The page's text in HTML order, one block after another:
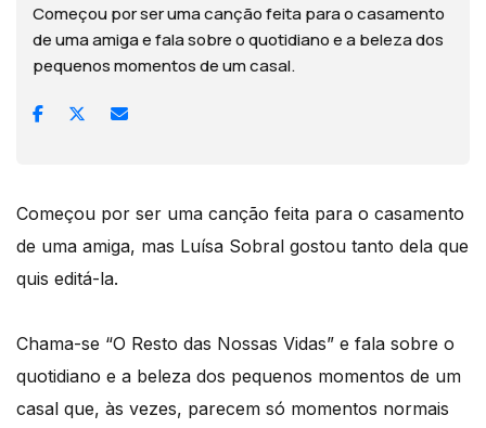
Começou por ser uma canção feita para o casamento
de uma amiga e fala sobre o quotidiano e a beleza dos
pequenos momentos de um casal.
Começou por ser uma canção feita para o casamento
de uma amiga, mas Luísa Sobral gostou tanto dela que
quis editá-la.
Chama-se “O Resto das Nossas Vidas” e fala sobre o
quotidiano e a beleza dos pequenos momentos de um
casal que, às vezes, parecem só momentos normais